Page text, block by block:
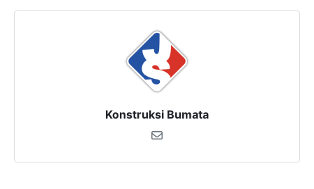
Konstruksi Bumata